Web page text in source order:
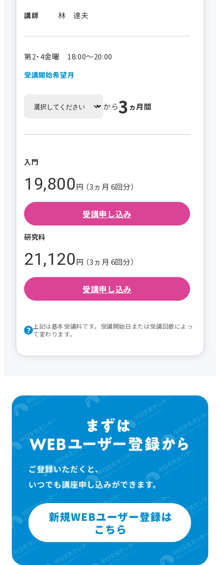
講師 林 達夫
第2・4金曜 18:00～20:00
受講開始希望月
から3 ヵ月間
入門
19,800円 （3ヵ月 6回分）
受講申し込み
研究科
21,120円 （3ヵ月 6回分）
受講申し込み
上記は基本受講料です。受講開始日または受講回数によっ
て変わります。